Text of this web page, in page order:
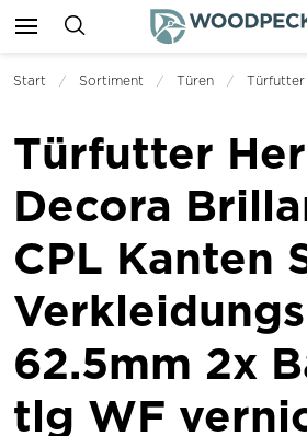
Start Sortiment Türen Türfutter
Türfutter
Decora
CPL Kanten
62.5mm 2x
tlg WF